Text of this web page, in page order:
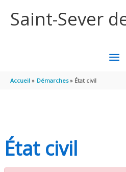
Saint-Sever
Accueil Démarches État civil
État civil